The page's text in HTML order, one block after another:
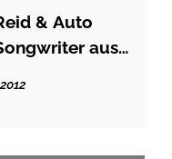
& Auto
aus